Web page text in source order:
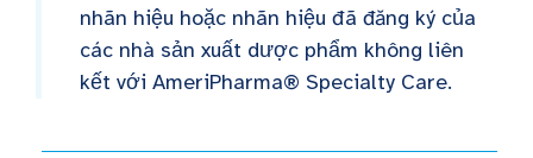
nhãn hiệu hoặc nhãn hiệu đã đăng ký của
các nhà sản xuất dược phẩm không liên
kết với AmeriPharma® Specialty Care.